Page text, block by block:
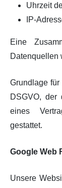
Uhrzeit
IP-
Eine
Datenquellen
Grundlage
DSGVO, der
eines
gestattet.
Google Web
Unsere